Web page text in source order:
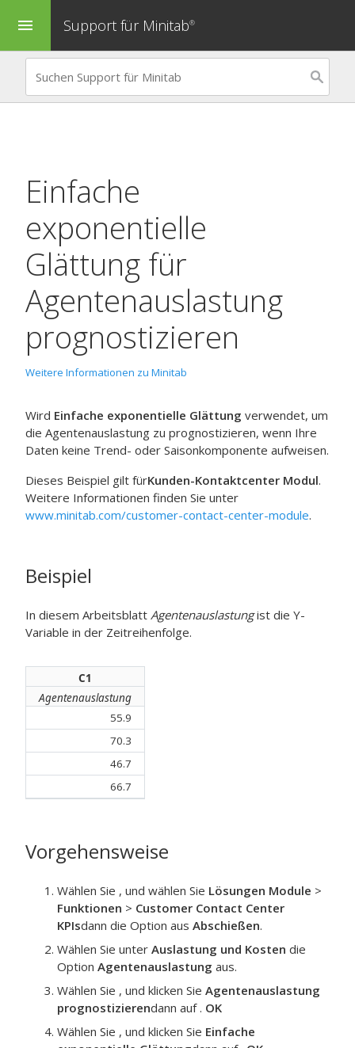
menu Support für Minitab®
Einfache
exponentielle
Glättung für
Agentenauslastung
prognostizieren
Weitere Informationen zu Minitab
Wird Einfache exponentielle Glättung verwendet, um
die Agentenauslastung zu prognostizieren, wenn Ihre
Daten keine Trend- oder Saisonkomponente aufweisen.
Dieses Beispiel gilt fürKunden-Kontaktcenter Modul.
Weitere Informationen finden Sie unter
www.minitab.com/customer-contact-center-module.
Beispiel
In diesem Arbeitsblatt Agentenauslastungist die Y-
Variable in der Zeitreihenfolge.
C1
Agentenauslastung
55.9
70.3
46.7
66.7
Vorgehensweise
Wählen Sie , und wählen Sie Lösungen Module >
Funktionen > Customer Contact Center
KPIsdann die Option aus Abschießen.
Wählen Sie unter Auslastung und Kosten die
Option Agentenauslastung aus.
Wählen Sie , und klicken Sie Agentenauslastung
prognostizierendann auf . OK
Wählen Sie , und klicken Sie Einfache